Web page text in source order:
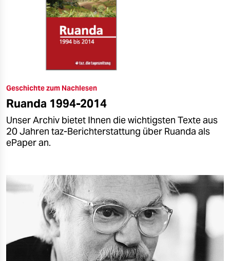
Geschichte zum Nachlesen
Ruanda 1994-2014
Unser Archiv bietet Ihnen die wichtigsten Texte aus
20 Jahren taz-Berichterstattung über Ruanda als
ePaper an.